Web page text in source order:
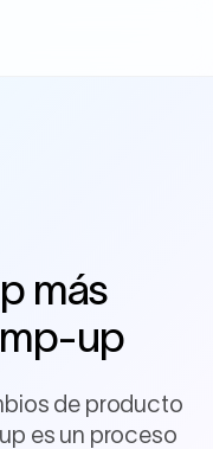
más
up
de producto
es un proceso